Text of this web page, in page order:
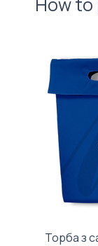
Торба з